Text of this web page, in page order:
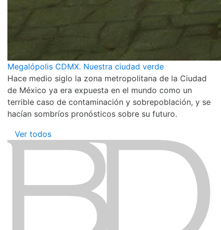
Megalópolis CDMX. Nuestra ciudad verde
Hace medio siglo la zona metropolitana de la Ciudad
de México ya era expuesta en el mundo como un
terrible caso de contaminación y sobrepoblación, y se
hacían sombríos pronósticos sobre su futuro.
Ver todos